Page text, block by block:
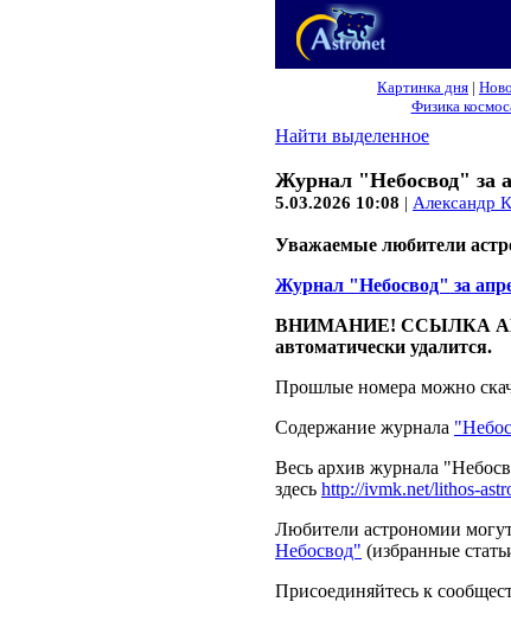
Картинка дня |
Физика
Найти выделенное
Журнал "Небосвод" за
5.03.2026 10:08 | Александр
Уважаемые любители
Журнал "Небосвод" за
ВНИМАНИЕ! ССЫЛКА
автоматически удалится.
Прошлые номера можно
Содержание журнала
Весь архив журнала
здесь http://ivmk.net/lithos-
Любители астрономии
Небосвод" (избранные
Присоединяйтесь к